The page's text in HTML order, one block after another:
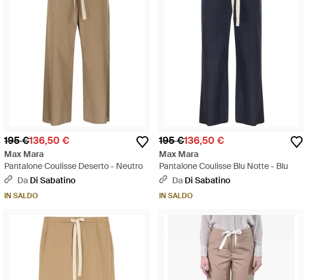
195 €136,50 €
Max Mara
Pantalone Coulisse Deserto - Neutro
Da Di Sabatino
IN SALDO
195 €136,50 €
Max Mara
Pantalone Coulisse Blu Notte - Blu
Da Di Sabatino
IN SALDO